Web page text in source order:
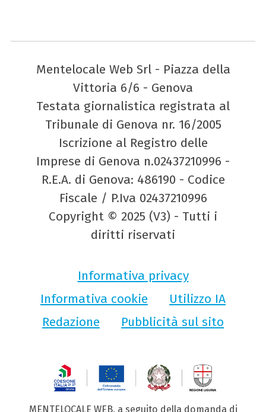
Mentelocale Web Srl - Piazza della
Vittoria 6/6 - Genova
Testata giornalistica registrata al
Tribunale di Genova nr. 16/2005
Iscrizione al Registro delle
Imprese di Genova n.02437210996 -
R.E.A. di Genova: 486190 - Codice
Fiscale / P.Iva 02437210996
Copyright © 2025 (V3) - Tutti i
diritti riservati
Informativa privacy
Informativa cookie
Utilizzo IA
Redazione
Pubblicità sul sito
MENTELOCALE WEB, a seguito della domanda di